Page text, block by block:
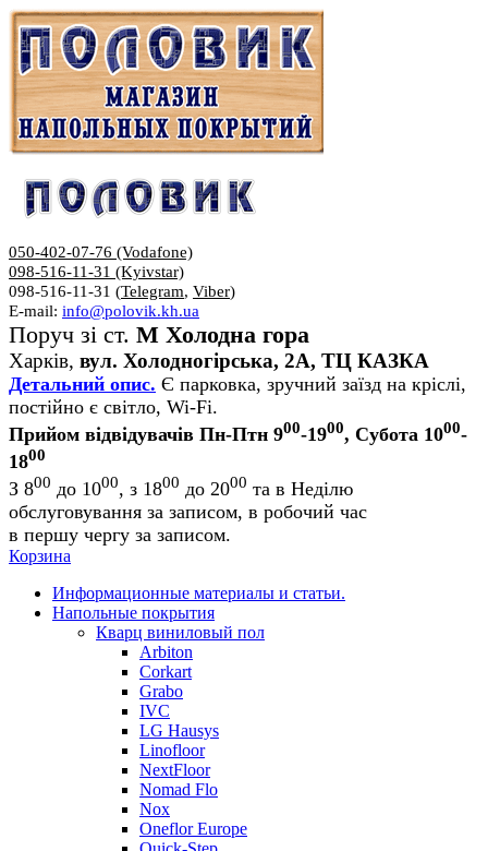
050-402-07-76 (Vodafone)
098-516-11-31 (Kyivstar)
098-516-11-31 (Telegram, Viber)
E-mail: info@polovik.kh.ua
Поруч зі ст. М Холодна гора
Харків, вул. Холодногірська, 2А, ТЦ КАЗКА
Детальний опис. Є парковка, зручний заїзд на кріслі,
постійно є світло, Wi-Fi.
Прийом відвідувачів Пн-Птн 900-1900, Субота 1000-
1800
З 800 до 1000, з 1800 до 2000 та в Неділю
обслуговування за записом, в робочий час
в першу чергу за записом.
Корзина
Информационные материалы и статьи.
Напольные покрытия
Кварц виниловый пол
Arbiton
Corkart
Grabo
IVC
LG Hausys
Linofloor
NextFloor
Nomad Flo
Nox
Oneflor Europe